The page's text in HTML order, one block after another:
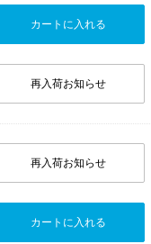
カートに入れる
再入荷お知らせ
再入荷お知らせ
カートに入れる